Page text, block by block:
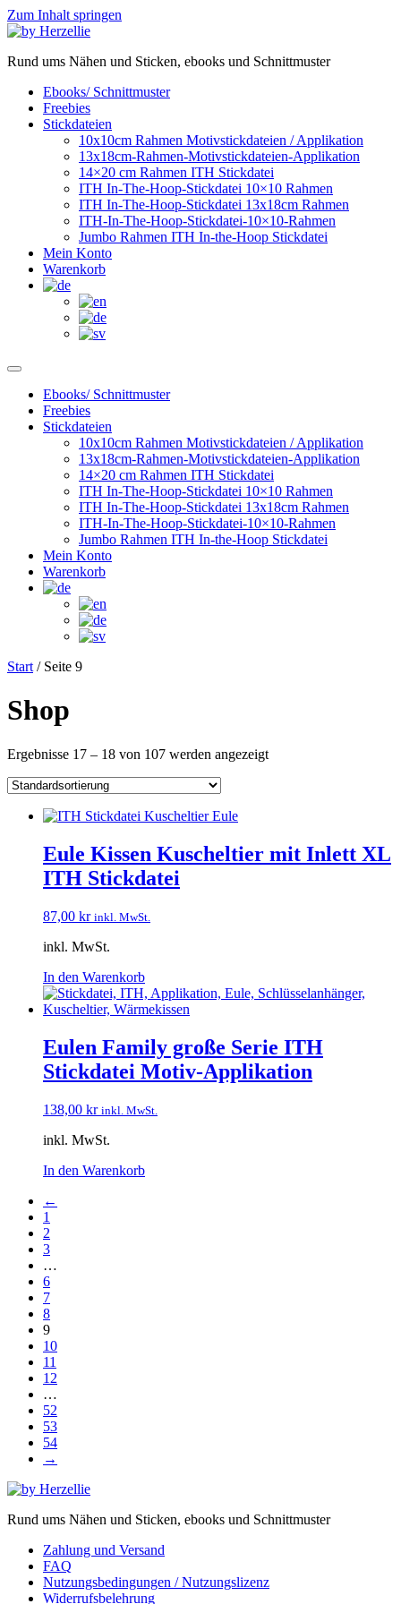
Zum Inhalt springen
Rund ums Nähen und Sticken, ebooks und Schnittmuster
Ebooks/ Schnittmuster
Freebies
Stickdateien
10x10cm Rahmen Motivstickdateien / Applikation
13x18cm-Rahmen-Motivstickdateien-Applikation
14×20 cm Rahmen ITH Stickdatei
ITH In-The-Hoop-Stickdatei 10×10 Rahmen
ITH In-The-Hoop-Stickdatei 13x18cm Rahmen
ITH-In-The-Hoop-Stickdatei-10×10-Rahmen
Jumbo Rahmen ITH In-the-Hoop Stickdatei
Mein Konto
Warenkorb
Ebooks/ Schnittmuster
Freebies
Stickdateien
10x10cm Rahmen Motivstickdateien / Applikation
13x18cm-Rahmen-Motivstickdateien-Applikation
14×20 cm Rahmen ITH Stickdatei
ITH In-The-Hoop-Stickdatei 10×10 Rahmen
ITH In-The-Hoop-Stickdatei 13x18cm Rahmen
ITH-In-The-Hoop-Stickdatei-10×10-Rahmen
Jumbo Rahmen ITH In-the-Hoop Stickdatei
Mein Konto
Warenkorb
Start / Seite 9
Shop
Ergebnisse 17 – 18 von 107 werden angezeigt
Eule Kissen Kuscheltier mit Inlett XL
ITH Stickdatei
87,00 kr inkl. MwSt.
inkl. MwSt.
In den Warenkorb
Eulen Family große Serie ITH
Stickdatei Motiv-Applikation
138,00 kr inkl. MwSt.
inkl. MwSt.
In den Warenkorb
←
1
2
3
…
6
7
8
9
10
11
12
…
52
53
54
→
Rund ums Nähen und Sticken, ebooks und Schnittmuster
Zahlung und Versand
FAQ
Nutzungsbedingungen / Nutzungslizenz
Widerrufsbelehrung